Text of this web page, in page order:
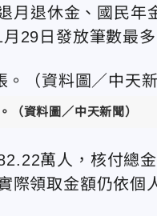
月退休金、國民年
29日發放筆數最多
（資料圖／中天新聞）
萬人，核付總
領取金額仍依個